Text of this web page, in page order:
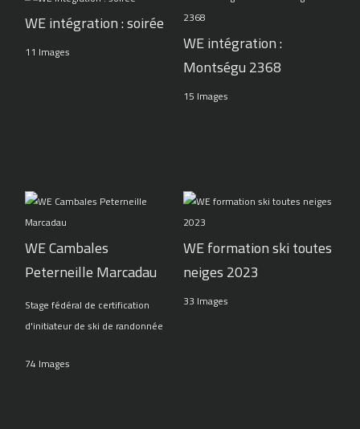
WE intégration : soirée
11 Images
WE intégration :
Montségu 2368
15 Images
WE Cambales
Peterneille Marcadau
Stage fédéral de certification
d'initiateur de ski de randonnée
74 Images
WE formation ski toutes
neiges 2023
33 Images